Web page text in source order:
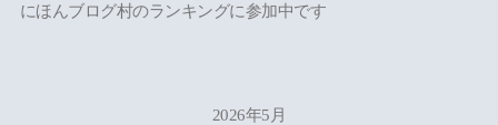
にほんブログ村のランキングに参加中です
2026年5月